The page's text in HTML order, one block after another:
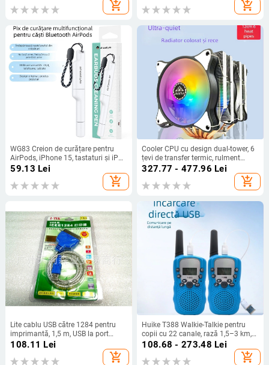
add_shopping_cart add_shopping_cart
WG83 Creion de curățare pentru
AirPods, iPhone 15, tastaturi și iPad
– Universal, procesare OEM, logo
gravat cu laser, corp din plastic,
greutate 18,5 g
59.13 Lei
add_shopping_cart
Cooler CPU cu design dual-tower, 6
țevi de transfer termic, rulment
hidraulic, sincronizare RGB 5V,
327.77 - 477.96 Lei
add_shopping_cart
Lite cablu USB către 1284 pentru
imprimantă, 1,5 m, USB la port
paralel, nucleu din cupru
108.11 Lei
add_shopping_cart
Huike T388 Walkie-Talkie pentru
copii cu 22 canale, rază 1,5–3 km,
putere RF 0,5 W, baterie litiu 3,7 V,
108.68 - 273.48 Lei
add_shopping_cart